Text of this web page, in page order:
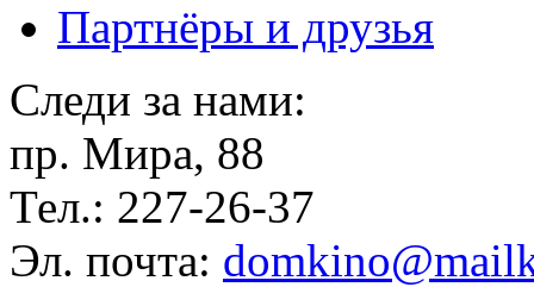
Партнёры и друзья
Следи за нами:
пр. Мира, 88
Тел.: 227-26-37
Эл. почта: